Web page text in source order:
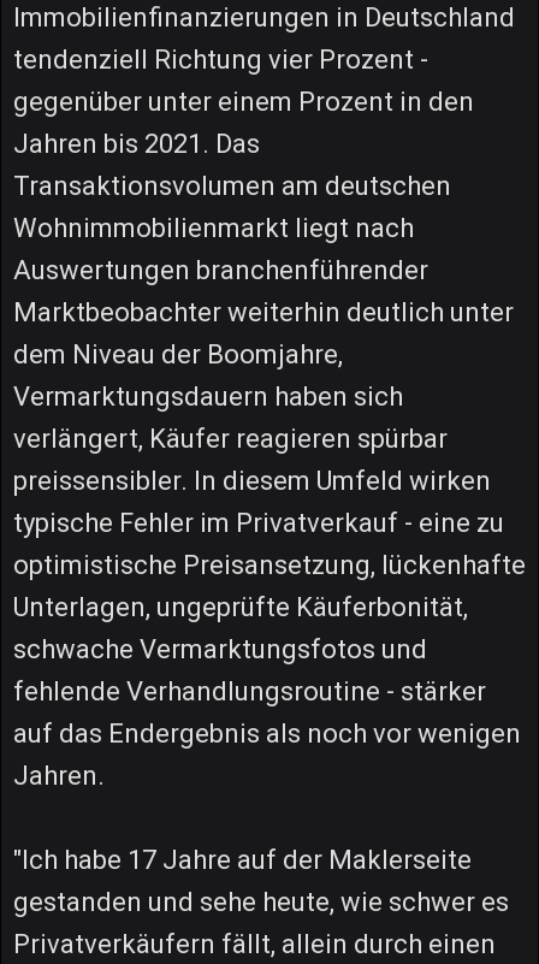
Immobilienfinanzierungen in Deutschland
tendenziell Richtung vier Prozent -
gegenüber unter einem Prozent in den
Jahren bis 2021. Das
Transaktionsvolumen am deutschen
Wohnimmobilienmarkt liegt nach
Auswertungen branchenführender
Marktbeobachter weiterhin deutlich unter
dem Niveau der Boomjahre,
Vermarktungsdauern haben sich
verlängert, Käufer reagieren spürbar
preissensibler. In diesem Umfeld wirken
typische Fehler im Privatverkauf - eine zu
optimistische Preisansetzung, lückenhafte
Unterlagen, ungeprüfte Käuferbonität,
schwache Vermarktungsfotos und
fehlende Verhandlungsroutine - stärker
auf das Endergebnis als noch vor wenigen
Jahren.
"Ich habe 17 Jahre auf der Maklerseite
gestanden und sehe heute, wie schwer es
Privatverkäufern fällt, allein durch einen